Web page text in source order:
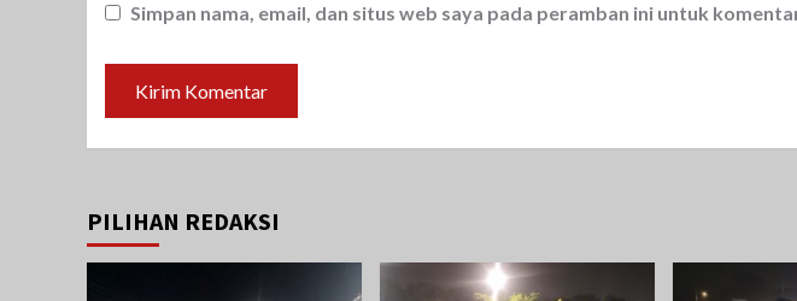
Simpan nama, email, dan situs web saya pada peramban ini untuk
PILIHAN REDAKSI